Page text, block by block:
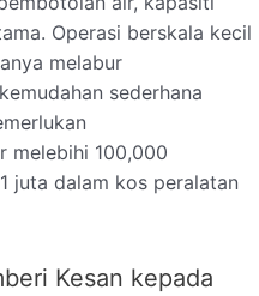
Operasi berskala kecil
melabur
sederhana
melebihi 100,000
juta dalam kos peralatan
Kesan kepada